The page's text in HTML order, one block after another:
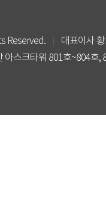
Reserved.
대표이사
아스크타워 801호~804호,